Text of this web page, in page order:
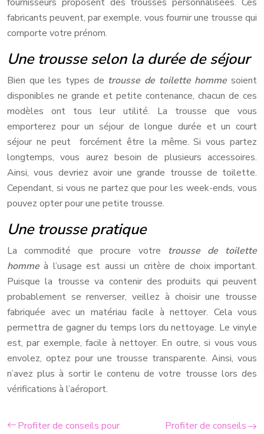
fabricants peuvent, par exemple, vous fournir une trousse qui
comporte votre prénom.
Une trousse selon la durée de séjour
Bien que les types de trousse de toilette homme soient
disponibles ne grande et petite contenance, chacun de ces
modèles ont tous leur utilité. La trousse que vous
emporterez pour un séjour de longue durée et un court
séjour ne peut forcément être la même. Si vous partez
longtemps, vous aurez besoin de plusieurs accessoires.
Ainsi, vous devriez avoir une grande trousse de toilette.
Cependant, si vous ne partez que pour les week-ends, vous
pouvez opter pour une petite trousse.
Une trousse pratique
La commodité que procure votre
trousse de toilette
homme à l’usage est aussi un critère de choix important.
Puisque la trousse va contenir des produits qui peuvent
probablement se renverser, veillez à choisir une trousse
fabriquée avec un matériau facile à nettoyer. Cela vous
permettra de gagner du temps lors du nettoyage. Le vinyle
est, par exemple, facile à nettoyer. En outre, si vous vous
envolez, optez pour une trousse transparente. Ainsi, vous
n’avez plus à sortir le contenu de votre trousse lors des
vérifications à l’aéroport.
Profiter de conseils pour
Profiter de conseils